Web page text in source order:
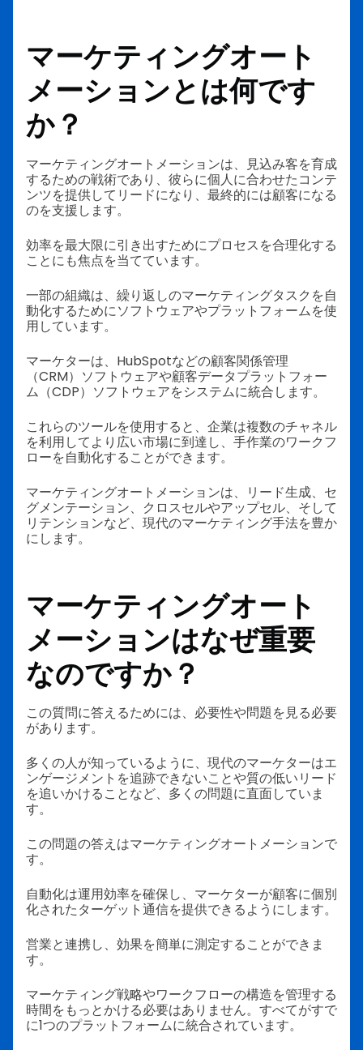
マーケティングオート
メーションとは何です
か？
マーケティングオートメーションは、見込み客を育成
するための戦術であり、彼らに個人に合わせたコンテ
ンツを提供してリードになり、最終的には顧客になる
のを支援します。
効率を最大限に引き出すためにプロセスを合理化する
ことにも焦点を当てています。
一部の組織は、繰り返しのマーケティングタスクを自
動化するためにソフトウェアやプラットフォームを使
用しています。
マーケターは、HubSpotなどの顧客関係管理
（CRM）ソフトウェアや顧客データプラットフォー
ム（CDP）ソフトウェアをシステムに統合します。
これらのツールを使用すると、企業は複数のチャネル
を利用してより広い市場に到達し、手作業のワークフ
ローを自動化することができます。
マーケティングオートメーションは、リード生成、セ
グメンテーション、クロスセルやアップセル、そして
リテンションなど、現代のマーケティング手法を豊か
にします。
マーケティングオート
メーションはなぜ重要
なのですか？
この質問に答えるためには、必要性や問題を見る必要
があります。
多くの人が知っているように、現代のマーケターはエ
ンゲージメントを追跡できないことや質の低いリード
を追いかけることなど、多くの問題に直面していま
す。
この問題の答えはマーケティングオートメーションで
す。
自動化は運用効率を確保し、マーケターが顧客に個別
化されたターゲット通信を提供できるようにします。
営業と連携し、効果を簡単に測定することができま
す。
マーケティング戦略やワークフローの構造を管理する
時間をもっとかける必要はありません。すべてがすで
に1つのプラットフォームに統合されています。